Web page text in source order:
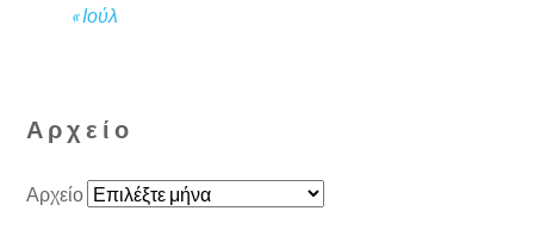
« Ιούλ
Αρχείο
Αρχείο